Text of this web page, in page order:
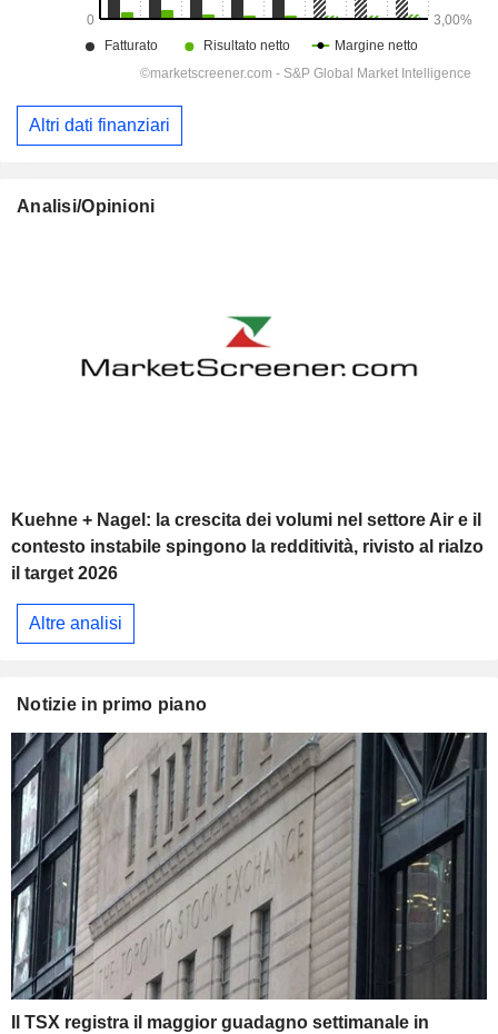
Altri dati finanziari
Analisi/Opinioni
Kuehne + Nagel: la crescita dei volumi nel settore Air e il
contesto instabile spingono la redditività, rivisto al rialzo
il target 2026
Altre analisi
Notizie in primo piano
Il TSX registra il maggior guadagno settimanale in